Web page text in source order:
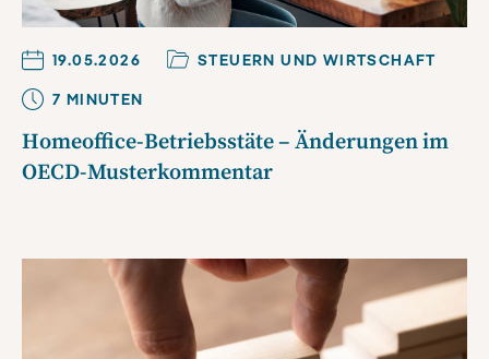
19.05.2026
STEUERN UND WIRTSCHAFT
7 MINUTEN
Homeoffice-Betriebsstäte – Änderungen im
OECD-Musterkommentar